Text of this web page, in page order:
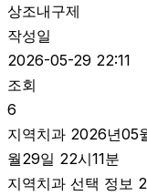
상조내구제
작성일
2026-05-29 22:11
조회
6
지역치과 2026년05
월29일 22시11분
지역치과 선택 정보